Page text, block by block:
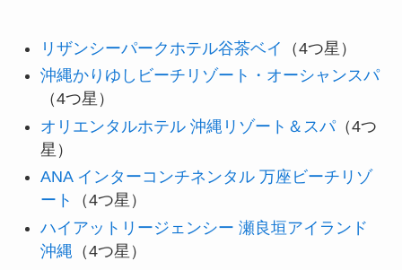
リザンシーパークホテル谷茶ベイ
（4つ星）
沖縄かりゆしビーチリゾート・オーシャンスパ
（4つ星）
オリエンタルホテル 沖縄リゾート＆スパ（4つ
星）
ANA インターコンチネンタル 万座ビーチリゾ
ート
（4つ星）
ハイアットリージェンシー 瀬良垣アイランド
沖縄 （4つ星）